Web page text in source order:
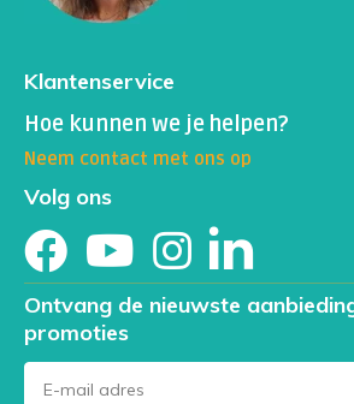
(bijvoorbeeld bij onbehandelde
bepaalde ziekten).
Klantenservice
Hoe kunnen we je helpen?
Neem contact met ons op
Volg ons
Ontvang de nieuwste
promoties